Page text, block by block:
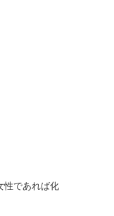
性であれば化